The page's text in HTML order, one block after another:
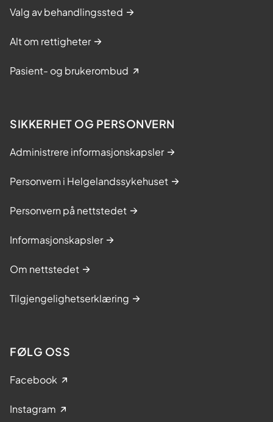
Valg av behandlingssted
Alt om rettigheter
Pasient- og brukerombud
SIKKERHET OG PERSONVERN
Administrere informasjonskapsler
Personvern i Helgelandssykehuset
Personvern på nettstedet
Informasjonskapsler
Om nettstedet
Tilgjengelighetserklæring
FØLG OSS
Facebook
Instagram